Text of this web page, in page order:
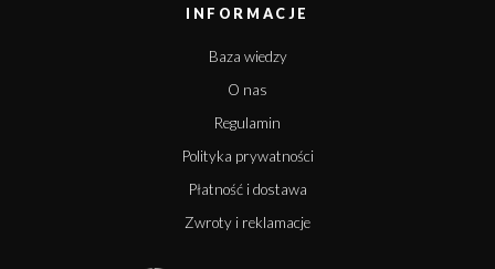
INFORMACJE
Baza wiedzy
O nas
Regulamin
Polityka prywatności
Płatność i dostawa
Zwroty i reklamacje